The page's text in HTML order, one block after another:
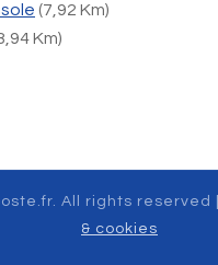
(7,92 Km)
Km)
All rights reserved |
& cookies